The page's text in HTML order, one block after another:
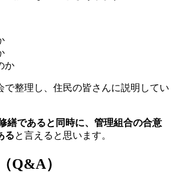
か
で整理し、住民の皆さんに説明してい
繕であると同時に、管理組合の合意
ると言えると思います。
Q&A）